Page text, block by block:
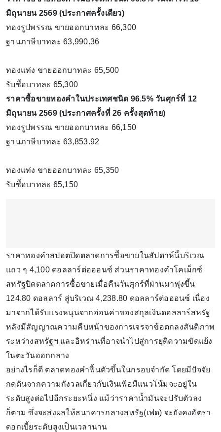
มิถุนายน 2569 (ประกาศครั้งเดียว)
ทองรูปพรรณ ขายออกบาทละ 66,300
ฐานภาษีบาทละ 63,990.36
ทองแท่ง ขายออกบาทละ 65,500
รับซื้อบาทละ 65,300
ราคาซื้อขายทองคําในประเทศชนิด 96.5% วันศุกร์ที่ 12
มิถุนายน 2569 (ประกาศครั้งที่ 26 ครั้งสุดท้าย)
ทองรูปพรรณ ขายออกบาทละ 66,150
ฐานภาษีบาทละ 63,853.92
ทองแท่ง ขายออกบาทละ 65,350
รับซื้อบาทละ 65,150
ราคาทองคำสปอตปิดตลาดการซื้อขายในสัปดาห์นี้บริเวณ
แถว ๆ 4,100 ดอลลาร์ต่อออนซ์ ส่วนราคาทองคำโคเม็กซ์
สหรัฐปิดตลาดการซื้อขายเมื่อคืนวันศุกร์ที่ผ่านมาพุ่งขึ้น
124.80 ดอลลาร์ สู่บริเวณ 4,238.80 ดอลลาร์ต่อออนซ์ เนื่อง
มาจากได้รับแรงหนุนจากอ่อนค่าของสกุลเงินดอลลาร์สหรัฐ
หลังมีสัญญาณความคืบหน้าของการเจรจาข้อตกลงสันติภาพ
ระหว่างสหรัฐฯ และอิหร่านที่อาจนำไปสู่การยุติความขัดแย้ง
ในตะวันออกกลาง
อย่างไรก็ดี ตลาดทองคำฟื้นตัวขึ้นในกรอบจำกัด โดยมีปัจจัย
กดดันจากความกังวลเกี่ยวกับเงินเฟ้อมีแนวโน้มจะอยู่ใน
ระดับสูงต่อไปอีกระยะหนึ่ง แม้ว่าราคาน้ำมันจะปรับตัวลง
ก็ตาม ซึ่งจะส่งผลให้ธนาคารกลางสหรัฐ(เฟด) จะยังคงอัตรา
ดอกเบี้ยระดับสูงเป็นเวลานาน